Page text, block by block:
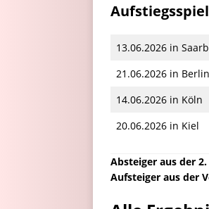
13.06.2026 in
21.06.2026 in Berlin
14.06.2026 in Köln
20.06.2026 in Kiel
Absteiger aus der
Aufsteiger aus der